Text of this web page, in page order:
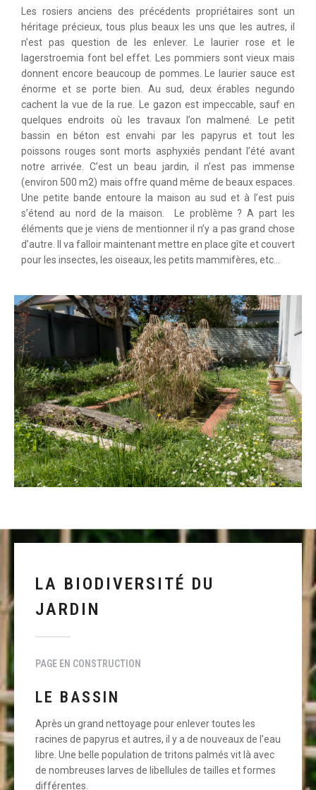
Les rosiers anciens des précédents propriétaires sont un
héritage précieux, tous plus beaux les uns que les autres, il
n’est pas question de les enlever. Le laurier rose et le
lagerstroemia font bel effet. Les pommiers sont vieux mais
donnent encore beaucoup de pommes. Le laurier sauce est
énorme et se porte bien. Au sud, deux érables negundo
cachent la vue de la rue. Le gazon est impeccable, sauf en
quelques endroits où les travaux l’on malmené. Le petit
bassin en béton est envahi par les papyrus et tout les
poissons rouges sont morts asphyxiés pendant l’été avant
notre arrivée. C’est un beau jardin, il n’est pas immense
(environ 500 m2) mais offre quand même de beaux espaces.
Une petite bande entoure la maison au sud et à l’est puis
s’étend au nord de la maison. Le problème ? A part les
éléments que je viens de mentionner il n’y a pas grand chose
d’autre. Il va falloir maintenant mettre en place gîte et couvert
pour les insectes, les oiseaux, les petits mammifères, etc…
LA BIODIVERSITÉ DU
JARDIN
PAGE EN CONSTRUCTION
LE BASSIN
Après un grand nettoyage pour enlever toutes les
racines de papyrus et autres, il y a de nouveaux de l’eau
libre. Une belle population de tritons palmés vit là avec
de nombreuses larves de libellules de tailles et formes
différentes.